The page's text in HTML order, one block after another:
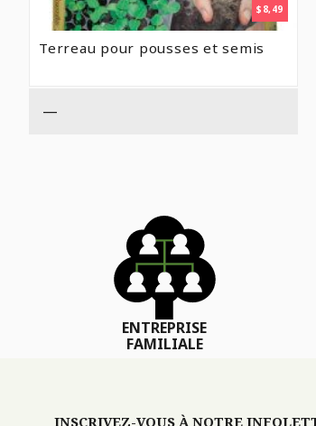
$ 8,49
Terreau pour pousses et semis
—
ENTREPRISE
FAMILIALE
INSCRIVEZ-VOUS À NOTRE